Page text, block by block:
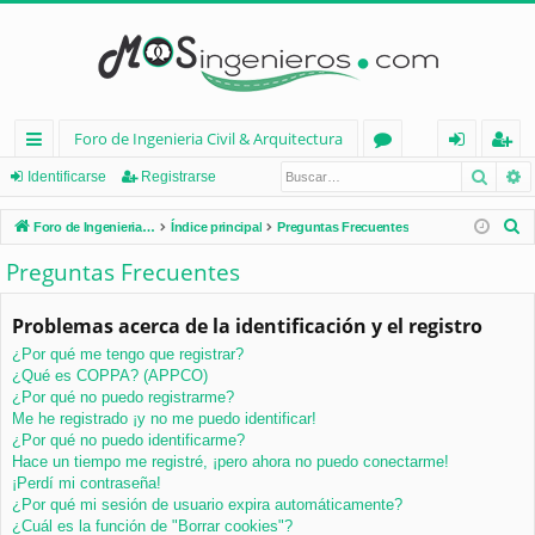
nl
ac
es
rá
pi
d
os
Foro de Ingenieria Civil & Arquitectura
os
nt
ifi
rs
eg
ist
ra
Identificarse Registrarse
Foro de Ingenieria Civil & Arquitectura Índice principal Preguntas Frecuentes
Preguntas Frecuentes
Problemas acerca de la identificación y el registro
¿Por qué me tengo que registrar?
¿Qué es COPPA? (APPCO)
¿Por qué no puedo registrarme?
Me he registrado ¡y no me puedo identificar!
¿Por qué no puedo identificarme?
Hace un tiempo me registré, ¡pero ahora no puedo conectarme!
¡Perdí mi contraseña!
¿Por qué mi sesión de usuario expira automáticamente?
¿Cuál es la función de "Borrar cookies"?